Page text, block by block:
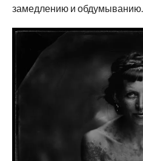
замедлению и обдумыванию.